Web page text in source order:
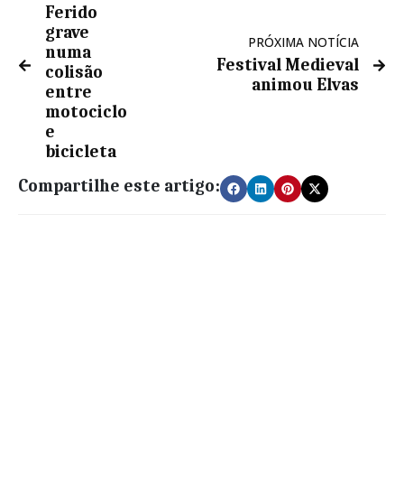
Ferido
grave
numa
colisão
entre
motociclo
e
bicicleta
PRÓXIMA NOTÍCIA
Festival Medieval
animou Elvas
Compartilhe este artigo: